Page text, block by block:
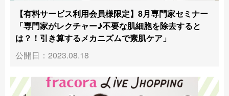
【有料サービス利用会員様限定】8月専門家セミナー
「専門家がレクチャー♪不要な肌細胞を除去すると
は？！引き算するメカニズムで素肌ケア」
公開日：2023.08.18